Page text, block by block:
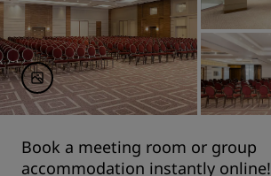
Book a meeting room or group
accommodation instantly online!